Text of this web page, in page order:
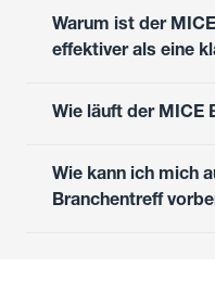
Warum ist der
effektiver als eine
Wie läuft der MICE
Wie kann ich mich
Branchentreff